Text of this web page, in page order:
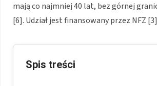
mają co najmniej 40 lat, bez górnej
[6]. Udział jest finansowany przez NFZ
Spis treści